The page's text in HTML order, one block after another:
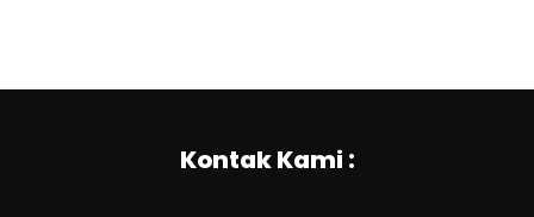
Kontak Kami :